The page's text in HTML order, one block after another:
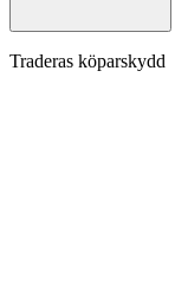
Traderas köparskydd